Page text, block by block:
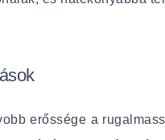
erőssége a